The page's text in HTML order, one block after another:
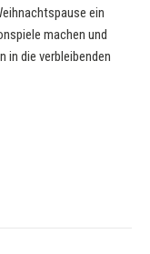
ein
machen und
in die verbleibenden